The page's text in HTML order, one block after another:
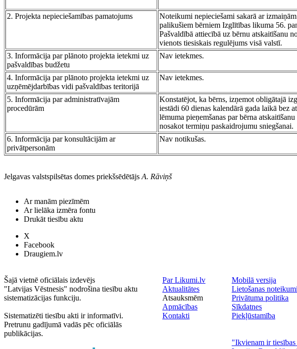
2. Projekta nepieciešamības pamatojums
Noteikumi nepieciešami sakarā ar
palikušiem bērniem Izglītības likuma 56.
Pašvaldībā attiecībā uz bērnu atskaitīšanu
vienots tiesiskais regulējums visā valstī.
3. Informācija par plānoto projekta ietekmi uz
pašvaldības budžetu
Nav ietekmes.
4. Informācija par plānoto projekta ietekmi uz
uzņēmējdarbības vidi pašvaldības teritorijā
Nav ietekmes.
5. Informācija par administratīvajām
procedūrām
Konstatējot, ka bērns, izņemot obligātajā
iestādi 60 dienas kalendārā gada laikā bez
lēmuma pieņemšanas par bērna
nosakot termiņu paskaidrojumu sniegšanai.
6. Informācija par konsultācijām ar
privātpersonām
Nav notikušas.
Jelgavas valstspilsētas domes priekšsēdētājs A. Rāviņš
Ar manām piezīmēm
Ar lielāka izmēra fontu
Drukāt tiesību aktu
X
Facebook
Draugiem.lv
Šajā vietnē oficiālais izdevējs
"Latvijas Vēstnesis" nodrošina tiesību aktu
sistematizācijas funkciju.
Sistematizēti tiesību akti ir informatīvi.
Pretrunu gadījumā vadās pēc oficiālās
publikācijas.
Par Likumi.lv
Aktualitātes
Atsauksmēm
Apmācības
Kontakti
Mobilā versija
Lietošanas noteikumi
Privātuma politika
Sīkdatnes
Piekļūstamība
"Ikvienam ir tiesības